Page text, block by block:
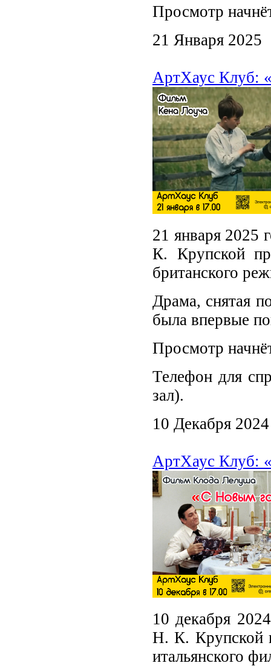
Просмотр
21 Января 2025
АртХаус Клуб:
21 января 2025
К. Крупской
британского
Драма, снятая
была впервые
Просмотр
Телефон для
зал).
10 Декабря 2024
АртХаус Клуб:
10 декабря
Н. К. Крупской
итальянского